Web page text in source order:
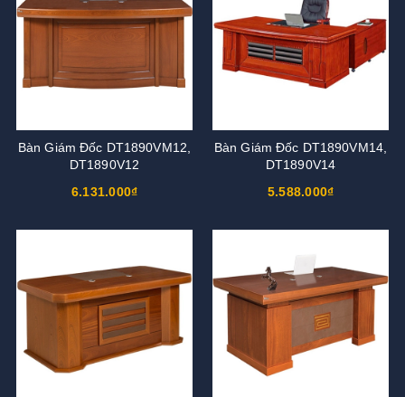
Bàn Giám Đốc DT1890VM12,
DT1890V12
6.131.000₫
Bàn Giám Đốc DT1890VM14,
DT1890V14
5.588.000₫